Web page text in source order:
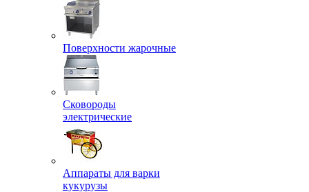
Поверхности жарочные
Сковороды
электрические
Аппараты для варки
кукурузы